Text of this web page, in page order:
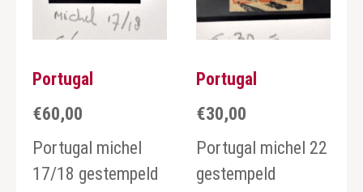
Portugal
€60,00
Portugal michel
17/18 gestempeld
Portugal
€30,00
Portugal michel 22
gestempeld